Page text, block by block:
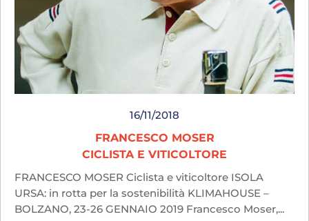
16/11/2018
FRANCESCO MOSER
CICLISTA E VITICOLTORE
FRANCESCO MOSER Ciclista e viticoltore ISOLA
URSA: in rotta per la sostenibilità KLIMAHOUSE –
BOLZANO, 23-26 GENNAIO 2019 Francesco Moser,...